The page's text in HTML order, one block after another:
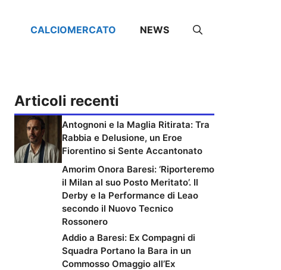
CALCIOMERCATO NEWS
Articoli recenti
Antognoni e la Maglia Ritirata: Tra
Rabbia e Delusione, un Eroe
Fiorentino si Sente Accantonato
Amorim Onora Baresi: ‘Riporteremo
il Milan al suo Posto Meritato’. Il
Derby e la Performance di Leao
secondo il Nuovo Tecnico
Rossonero
Addio a Baresi: Ex Compagni di
Squadra Portano la Bara in un
Commosso Omaggio all’Ex